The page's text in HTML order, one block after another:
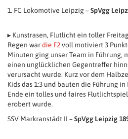
1. FC Lokomotive Leipzig –SpVgg
▸ Kunstrasen, Flutlicht ein toller
Regen wardie F2voll motiviert 3
Minuten ging unser Team in Führung,
einen unglücklichen Gegentreffer
verursacht wurde. Kurz vor dem
Kids das 1:3 und bauten die Führung
Ende ein tolles und faires
erobert wurde.
SSV Markranstädt II –SpVgg Leipzig